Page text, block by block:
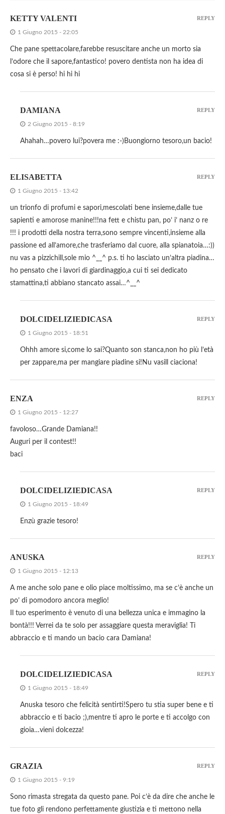
KETTY VALENTI
1 Giugno 2015 - 22:05
Che pane spettacolare,farebbe resuscitare anche un morto sia
l’odore che il sapore,fantastico! povero dentista non ha idea di
cosa si è perso! hi hi hi
REPLY
DAMIANA
2 Giugno 2015 - 8:19
Ahahah…povero lui?povera me :-)Buongiorno tesoro,un bacio!
REPLY
ELISABETTA
1 Giugno 2015 - 13:42
un trionfo di profumi e sapori,mescolati bene insieme,dalle tue
sapienti e amorose manine!!!na fett e chistu pan, po’ i’ nanz o re
!!! i prodotti della nostra terra,sono sempre vincenti,insieme alla
passione ed all’amore,che trasferiamo dal cuore, alla spianatoia…:))
nu vas a pizzichill,sole mio ^__^ p.s. ti ho lasciato un’altra piadina…
ho pensato che i lavori di giardinaggio,a cui ti sei dedicato
stamattina,ti abbiano stancato assai…^__^
REPLY
DOLCIDELIZIEDICASA
1 Giugno 2015 - 18:51
Ohhh amore si,come lo sai?Quanto son stanca,non ho più l’età
per zappare,ma per mangiare piadine si!Nu vasill ciaciona!
REPLY
ENZA
1 Giugno 2015 - 12:27
favoloso…Grande Damiana!!
Auguri per il contest!!
baci
REPLY
DOLCIDELIZIEDICASA
1 Giugno 2015 - 18:49
Enzù grazie tesoro!
REPLY
ANUSKA
1 Giugno 2015 - 12:13
A me anche solo pane e olio piace moltissimo, ma se c’è anche un
po’ di pomodoro ancora meglio!
Il tuo esperimento è venuto di una bellezza unica e immagino la
bontà!!! Verrei da te solo per assaggiare questa meraviglia! Ti
abbraccio e ti mando un bacio cara Damiana!
REPLY
DOLCIDELIZIEDICASA
1 Giugno 2015 - 18:49
Anuska tesoro che felicità sentirti!Spero tu stia super bene e ti
abbraccio e ti bacio ;),mentre ti apro le porte e ti accolgo con
gioia…vieni dolcezza!
REPLY
GRAZIA
1 Giugno 2015 - 9:19
Sono rimasta stregata da questo pane. Poi c’è da dire che anche le
tue foto gli rendono perfettamente giustizia e ti mettono nella
REPLY